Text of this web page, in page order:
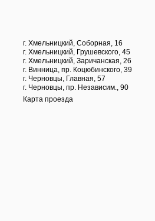
г. Хмельницкий, Соборная, 16
г. Хмельницкий, Грушевского, 45
г. Хмельницкий, Заричанская, 26
г. Винница, пр. Коцюбинского, 39
г. Черновцы, Главная, 57
г. Черновцы, пр. Независим., 90
Карта проезда